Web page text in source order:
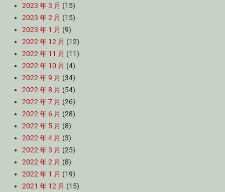
2023 年 3 月 (15)
2023 年 2 月 (15)
2023 年 1 月 (9)
2022 年 12 月 (12)
2022 年 11 月 (11)
2022 年 10 月 (4)
2022 年 9 月 (34)
2022 年 8 月 (54)
2022 年 7 月 (26)
2022 年 6 月 (28)
2022 年 5 月 (8)
2022 年 4 月 (3)
2022 年 3 月 (25)
2022 年 2 月 (8)
2022 年 1 月 (19)
2021 年 12 月 (15)